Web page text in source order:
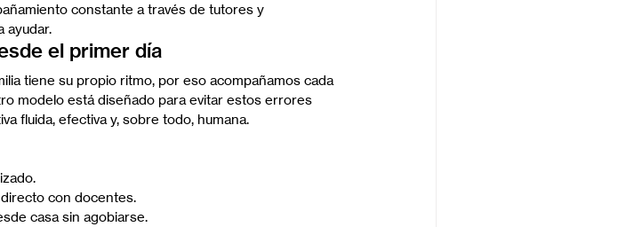
constante a través de tutores y
ayudar.
el primer día
tiene su propio ritmo, por eso acompañamos cada
modelo está diseñado para evitar estos errores
fluida, efectiva y, sobre todo, humana.
con docentes.
casa sin agobiarse.